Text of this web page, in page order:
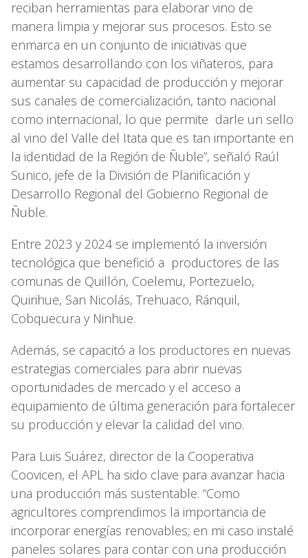
reciban herramientas para elaborar vino de
manera limpia y mejorar sus procesos. Esto se
enmarca en un conjunto de iniciativas que
estamos desarrollando con los viñateros, para
aumentar su capacidad de producción y mejorar
sus canales de comercialización, tanto nacional
como internacional, lo que permite darle un sello
al vino del Valle del Itata que es tan importante en
la identidad de la Región de Ñuble”, señaló Raúl
Sunico, jefe de la División de Planificación y
Desarrollo Regional del Gobierno Regional de
Ñuble.
Entre 2023 y 2024 se implementó la inversión
tecnológica que benefició a productores de las
comunas de Quillón, Coelemu, Portezuelo,
Quirihue, San Nicolás, Trehuaco, Ránquil,
Cobquecura y Ninhue.
Además, se capacitó a los productores en nuevas
estrategias comerciales para abrir nuevas
oportunidades de mercado y el acceso a
equipamiento de última generación para fortalecer
su producción y elevar la calidad del vino.
Para Luis Suárez, director de la Cooperativa
Coovicen, el APL ha sido clave para avanzar hacia
una producción más sustentable. “Como
agricultores comprendimos la importancia de
incorporar energías renovables; en mi caso instalé
paneles solares para contar con una producción